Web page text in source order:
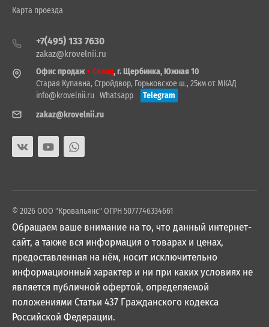
Карта проезда
+7(495) 133 7630
zakaz@krovelnii.ru
Офис продаж+ Склад, г. Щербинка, Южная 10
Старая Купавна, Стройдвор, Горьковское ш., 25км от МКАД
info@krovelnii.ru Whatsapp
Telegram
zakaz@krovelnii.ru
© 2026 ООО "Кровальянс" ОГРН 5077746334661
Обращаем ваше внимание на то, что данный интернет-
сайт, а также вся информация о товарах и ценах,
предоставленная на нём, носит исключительно
информационный характер и ни при каких условиях не
является публичной офертой, определяемой
положениями Статьи 437 Гражданского кодекса
Российской Федерации.